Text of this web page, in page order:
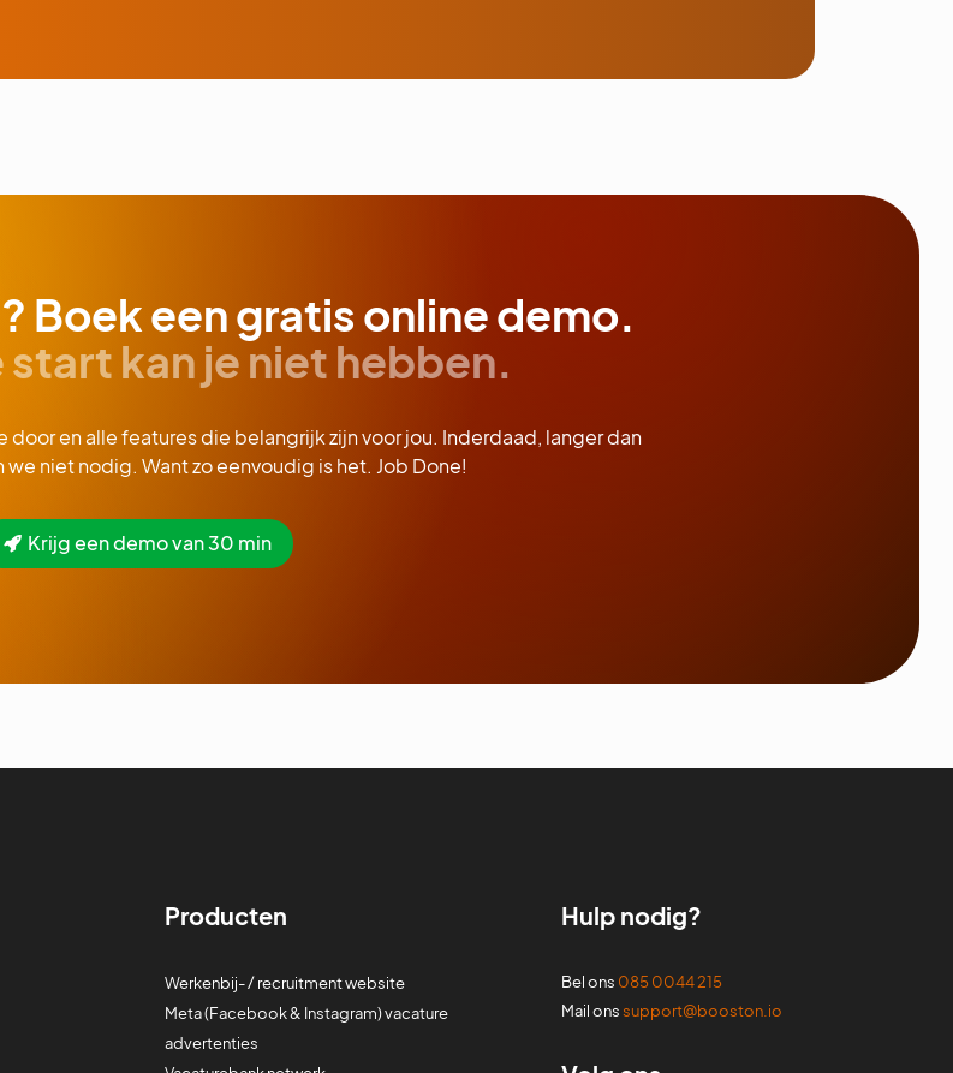
Boek een gratis online demo.
start kan je niet hebben.
en alle features die belangrijk zijn voor jou. Inderdaad, langer dan
niet nodig. Want zo eenvoudig is het. Job Done!
Krijg een demo van 30 min
Producten
Werkenbij- / recruitment website
Meta (Facebook & Instagram) vacature
advertenties
Hulp nodig?
Bel ons 085 0044 215
Mail onssupport@booston.io